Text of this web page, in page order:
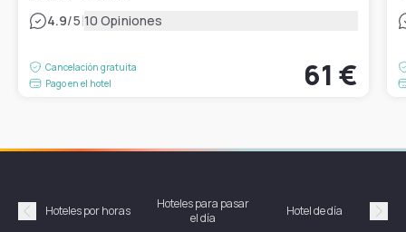
4.9/5|10 Opiniones
Cancelación gratuita
Pago en el hotel
61 €
Précédent
Hoteles por horas
Hoteles para pasar
el día
Hotel de día